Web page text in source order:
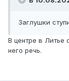
Заглушки
В центре в Литье
него речь.